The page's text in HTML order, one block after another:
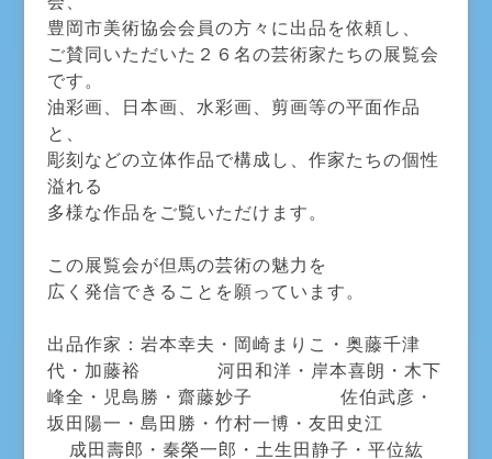
豊岡市美術協会会員の方々に出品を依頼し、
ご賛同いただいた２６名の芸術家たちの展覧会
です。
油彩画、日本画、水彩画、剪画等の平面作品
と、
彫刻などの立体作品で構成し、作家たちの個性
溢れる
多様な作品をご覧いただけます。
この展覧会が但馬の芸術の魅力を
広く発信できることを願っています。
出品作家：岩本幸夫・岡崎まりこ・奥藤千津
代・加藤裕 河田和洋・岸本喜朗・木下
峰全・児島勝・齋藤妙子 佐伯武彦・
坂田陽一・島田勝・竹村一博・友田史江
成田壽郎・秦榮一郎・土生田静子・平位紘